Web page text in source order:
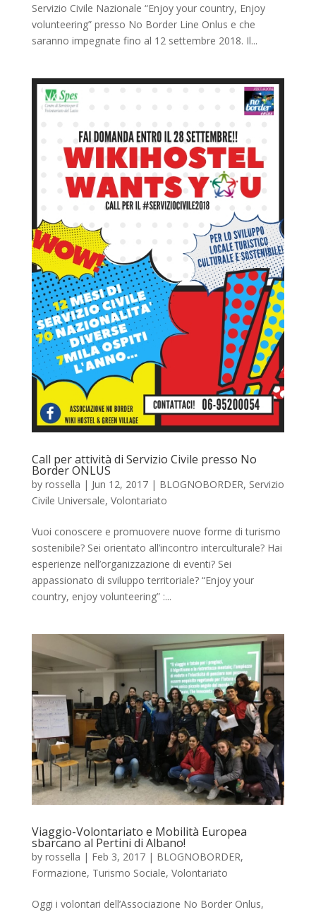
Servizio Civile Nazionale “Enjoy your country, Enjoy
volunteering” presso No Border Line Onlus e che
saranno impegnate fino al 12 settembre 2018. Il...
Call per attività di Servizio Civile presso No
Border ONLUS
by rossella | Jun 12, 2017| BLOGNOBORDER, Servizio
Civile Universale, Volontariato
Vuoi conoscere e promuovere nuove forme di turismo
sostenibile? Sei orientato all’incontro interculturale? Hai
esperienze nell’organizzazione di eventi? Sei
appassionato di sviluppo territoriale? “Enjoy your
country, enjoy volunteering” :...
Viaggio-Volontariato e Mobilità Europea
sbarcano al Pertini di Albano!
by rossella | Feb 3, 2017| BLOGNOBORDER,
Formazione, Turismo Sociale, Volontariato
Oggi i volontari dell’Associazione No Border Onlus,